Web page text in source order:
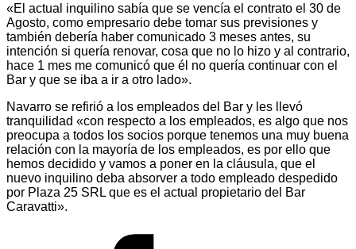
«El actual inquilino sabía que se vencía el contrato el 30 de
Agosto, como empresario debe tomar sus previsiones y
también debería haber comunicado 3 meses antes, su
intención si quería renovar, cosa que no lo hizo y al contrario,
hace 1 mes me comunicó que él no quería continuar con el
Bar y que se iba a ir a otro lado».
Navarro se refirió a los empleados del Bar y les llevó
tranquilidad «con respecto a los empleados, es algo que nos
preocupa a todos los socios porque tenemos una muy buena
relación con la mayoría de los empleados, es por ello que
hemos decidido y vamos a poner en la cláusula, que el
nuevo inquilino deba absorver a todo empleado despedido
por Plaza 25 SRL que es el actual propietario del Bar
Caravatti».